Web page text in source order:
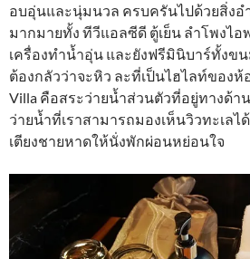
อบอุ่นและนุ่มนวล ครบครันไปด้วยสิ่งอ
มากมายทั้ง ทีวีแอลซีดี ตู้เย็น ลำโพงไอ
เครื่องทำน้ำอุ่น และยังฟรีมินิบาร์ทั้งข
ต้องกลัวว่าจะหิว ละที่เป็นไฮไลท์ของห้อ
Villa คือสระว่ายน้ำส่วนตัวที่อยู่ทางด้า
ว่ายน้ำที่เราสามารถมองเห็นวิวทะเลไ
เตียงชายหาดให้นั่งพักผ่อนหย่อนใจ